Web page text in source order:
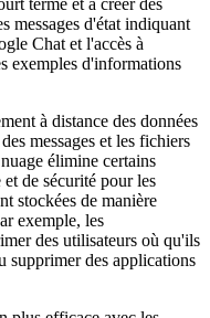
messages d'état indiquant
Chat et l'accès à
exemples d'informations
à distance des données
messages et les fichiers
élimine certains
de sécurité pour les
stockées de manière
exemple, les
des utilisateurs où qu'ils
supprimer des applications